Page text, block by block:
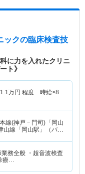
ックの臨床検査技
に力を入れたクリニ
ト》
万円 程度 時給×8
線(神戸－門司)「岡山
山線「岡山駅」（バ
業務全般 ・超音波検査
療…